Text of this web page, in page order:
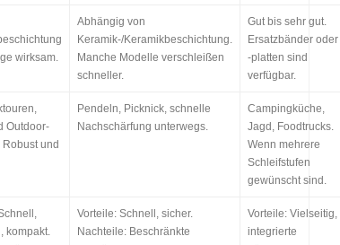
wirksam.
Abhängig von
Keramik-/Keramikbeschichtung.
Manche Modelle verschleißen
schneller.
Gut bis sehr gut.
Ersatzbänder oder
-platten sind
verfügbar.
Outdoor-
Robust und
Pendeln, Picknick, schnelle
Nachschärfung unterwegs.
Campingküche,
Jagd, Foodtrucks.
Wenn mehrere
Schleifstufen
gewünscht sind.
kompakt.
Vorteile: Schnell, sicher.
Nachteile: Beschränkte
Vorteile: Vielseitig,
integrierte